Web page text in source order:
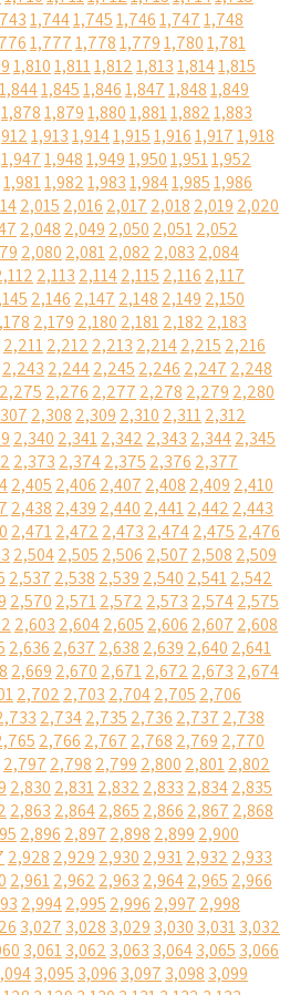
1,7441,7451,7461,7471,748
1,7771,7781,7791,7801,781
1,8101,8111,8121,8131,8141,815
1,8441,8451,8461,8471,8481,849
1,8781,8791,8801,8811,8821,883
1,9131,9141,9151,9161,9171,918
1,9471,9481,9491,9501,9511,952
1,9811,9821,9831,9841,9851,986
2,015 2,016 2,017 2,018 2,019 2,020
2,048 2,049 2,050 2,0512,052
2,080 2,0812,082 2,083 2,084
2,113 2,1142,115 2,116 2,117
2,146 2,147 2,148 2,149 2,150
2,179 2,180 2,1812,182 2,183
2,2112,212 2,213 2,2142,215 2,216
2,243 2,2442,245 2,246 2,247 2,248
2,275 2,276 2,277 2,278 2,279 2,280
2,308 2,309 2,310 2,3112,312
2,340 2,3412,342 2,343 2,3442,345
2,373 2,3742,375 2,376 2,377
2,405 2,406 2,407 2,408 2,409 2,410
2,438 2,439 2,440 2,4412,442 2,443
2,4712,472 2,473 2,4742,475 2,476
2,5042,505 2,506 2,507 2,508 2,509
2,537 2,538 2,539 2,540 2,5412,542
2,570 2,5712,572 2,573 2,5742,575
2,603 2,6042,605 2,606 2,607 2,608
2,636 2,637 2,638 2,639 2,640 2,641
2,669 2,670 2,6712,672 2,673 2,674
2,702 2,703 2,7042,705 2,706
2,7342,735 2,736 2,737 2,738
2,766 2,767 2,768 2,769 2,770
2,797 2,798 2,799 2,800 2,8012,802
2,830 2,8312,832 2,833 2,8342,835
2,863 2,8642,865 2,866 2,867 2,868
2,896 2,897 2,898 2,899 2,900
2,928 2,929 2,930 2,9312,932 2,933
2,9612,962 2,963 2,9642,965 2,966
2,9942,995 2,996 2,997 2,998
3,027 3,028 3,029 3,030 3,0313,032
3,0613,062 3,063 3,0643,065 3,066
3,095 3,096 3,097 3,098 3,099